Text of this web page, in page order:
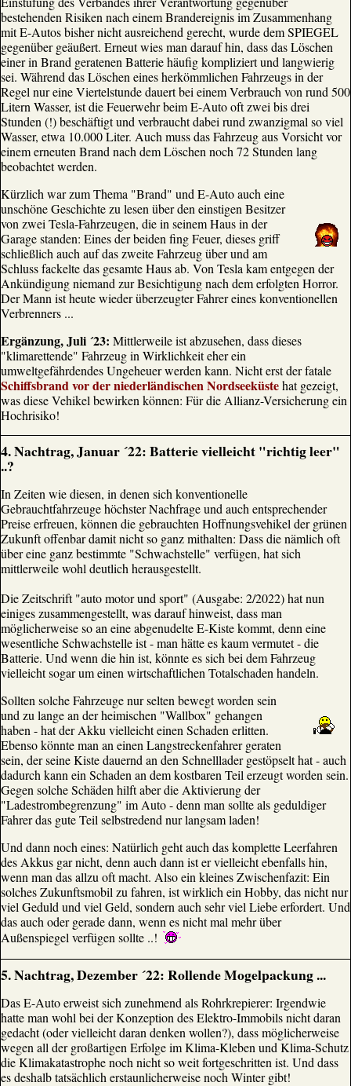
bestehenden Risiken nach einem Brandereignis im Zusammenhang
mit E-Autos bisher nicht ausreichend gerecht, wurde dem SPIEGEL
gegenüber geäußert. Erneut wies man darauf hin, dass das Löschen
einer in Brand geratenen Batterie häufig kompliziert und langwierig
sei. Während das Löschen eines herkömmlichen Fahrzeugs in der
Regel nur eine Viertelstunde dauert bei einem Verbrauch von rund 500
Litern Wasser, ist die Feuerwehr beim E-Auto oft zwei bis drei
Stunden (!) beschäftigt und verbraucht dabei rund zwanzigmal so viel
Wasser, etwa 10.000 Liter. Auch muss das Fahrzeug aus Vorsicht vor
einem erneuten Brand nach dem Löschen noch 72 Stunden lang
beobachtet werden.
Kürzlich war zum Thema "Brand" und E-Auto auch eine
unschöne Geschichte zu lesen über den einstigen Besitzer
von zwei Tesla-Fahrzeugen, die in seinem Haus in der
Garage standen: Eines der beiden fing Feuer, dieses griff
schließlich auch auf das zweite Fahrzeug über und am
Schluss fackelte das gesamte Haus ab. Von Tesla kam entgegen der
Ankündigung niemand zur Besichtigung nach dem erfolgten Horror.
Der Mann ist heute wieder überzeugter Fahrer eines konventionellen
Verbrenners ...
Ergänzung, Juli ´23: Mittlerweile ist abzusehen, dass dieses
"klimarettende" Fahrzeug in Wirklichkeit eher ein
umweltgefährdendes Ungeheuer werden kann. Nicht erst der fatale
Schiffsbrand vor der niederländischen Nordseeküstehat gezeigt,
was diese Vehikel bewirken können: Für die Allianz-Versicherung ein
Hochrisiko!
4. Nachtrag, Januar ´22: Batterie vielleicht "richtig leer"
..?
In Zeiten wie diesen, in denen sich konventionelle
Gebrauchtfahrzeuge höchster Nachfrage und auch entsprechender
Preise erfreuen, können die gebrauchten Hoffnungsvehikel der grünen
Zukunft offenbar damit nicht so ganz mithalten: Dass die nämlich oft
über eine ganz bestimmte "Schwachstelle" verfügen, hat sich
mittlerweile wohl deutlich herausgestellt.
Die Zeitschrift "auto motor und sport" (Ausgabe: 2/2022) hat nun
einiges zusammengestellt, was darauf hinweist, dass man
möglicherweise so an eine abgenudelte E-Kiste kommt, denn eine
wesentliche Schwachstelle ist - man hätte es kaum vermutet - die
Batterie. Und wenn die hin ist, könnte es sich bei dem Fahrzeug
vielleicht sogar um einen wirtschaftlichen Totalschaden handeln.
Sollten solche Fahrzeuge nur selten bewegt worden sein
und zu lange an der heimischen "Wallbox" gehangen
haben - hat der Akku vielleicht einen Schaden erlitten.
Ebenso könnte man an einen Langstreckenfahrer geraten
sein, der seine Kiste dauernd an den Schnelllader gestöpselt hat - auch
dadurch kann ein Schaden an dem kostbaren Teil erzeugt worden sein.
Gegen solche Schäden hilft aber die Aktivierung der
"Ladestrombegrenzung" im Auto - denn man sollte als geduldiger
Fahrer das gute Teil selbstredend nur langsam laden!
Und dann noch eines: Natürlich geht auch das komplette Leerfahren
des Akkus gar nicht, denn auch dann ist er vielleicht ebenfalls hin,
wenn man das allzu oft macht. Also ein kleines Zwischenfazit: Ein
solches Zukunftsmobil zu fahren, ist wirklich ein Hobby, das nicht nur
viel Geduld und viel Geld, sondern auch sehr viel Liebe erfordert. Und
das auch oder gerade dann, wenn es nicht mal mehr über
Außenspiegel verfügen sollte ..!
5. Nachtrag, Dezember ´22: Rollende Mogelpackung ...
Das E-Auto erweist sich zunehmend als Rohrkrepierer: Irgendwie
hatte man wohl bei der Konzeption des Elektro-Immobils nicht daran
gedacht (oder vielleicht daran denken wollen?), dass möglicherweise
wegen all der großartigen Erfolge im Klima-Kleben und Klima-Schutz
die Klimakatastrophe noch nicht so weit fortgeschritten ist. Und dass
es deshalb tatsächlich erstaunlicherweise noch Winter gibt!